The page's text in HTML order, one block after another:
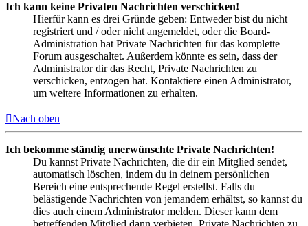
Ich kann keine Privaten Nachrichten verschicken!
Hierfür kann es drei Gründe geben: Entweder bist du nicht
registriert und / oder nicht angemeldet, oder die Board-
Administration hat Private Nachrichten für das komplette
Forum ausgeschaltet. Außerdem könnte es sein, dass der
Administrator dir das Recht, Private Nachrichten zu
verschicken, entzogen hat. Kontaktiere einen Administrator,
um weitere Informationen zu erhalten.
Nach oben
Ich bekomme ständig unerwünschte Private Nachrichten!
Du kannst Private Nachrichten, die dir ein Mitglied sendet,
automatisch löschen, indem du in deinem persönlichen
Bereich eine entsprechende Regel erstellst. Falls du
belästigende Nachrichten von jemandem erhältst, so kannst du
dies auch einem Administrator melden. Dieser kann dem